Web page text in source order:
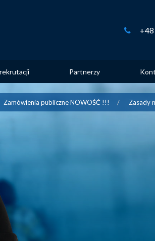
Partnerzy
Zamówienia publiczne NOWOŚĆ !!! Zasady